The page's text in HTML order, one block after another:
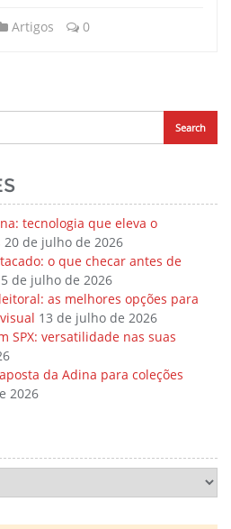
Artigos 0
tecnologia que eleva o
20 de julho de 2026
o que checar antes de
de julho de 2026
as melhores opções para
13 de julho de 2026
SPX: versatilidade nas suas
da Adina para coleções
2026